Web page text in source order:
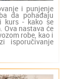
i punjenje
da pohađaju
kurs - kako se
Ova nastava će
robe, kao i
isporučivanje